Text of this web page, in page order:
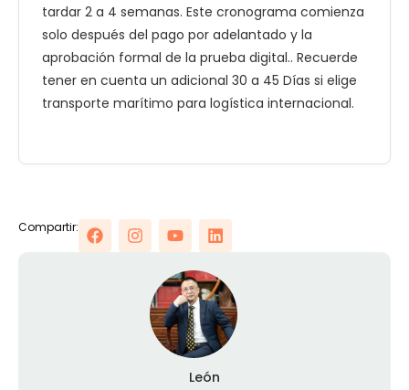
tardar 2 a 4 semanas. Este cronograma comienza
solo después del pago por adelantado y la
aprobación formal de la prueba digital.. Recuerde
tener en cuenta un adicional 30 a 45 Días si elige
transporte marítimo para logística internacional.
Compartir:
León